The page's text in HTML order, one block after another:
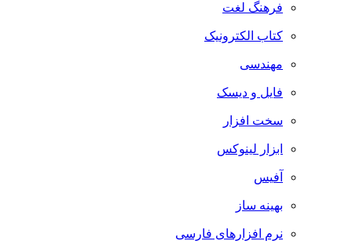
فرهنگ لغت
کتاب الکترونیک
مهندسی
فایل و دیسک
سخت افزار
ابزار لینوکس
آفیس
بهینه ساز
نرم افزارهای فارسی